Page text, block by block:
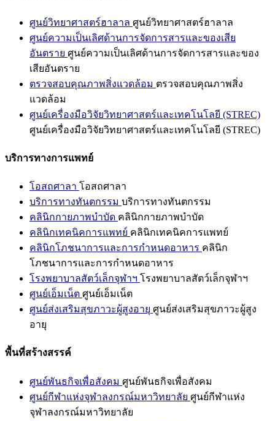
ศูนย์วิทยาศาสตร์ฮาลาล ศูนย์วิทยาศาสตร์ฮาลาล
ศูนย์ความเป็นเลิศด้านการจัดการสารและของเสีย
อันตราย ศูนย์ความเป็นเลิศด้านการจัดการสารและของ
เสียอันตราย
ตรวจสอบคุณภาพสิ่งแวดล้อม ตรวจสอบคุณภาพสิ่ง
แวดล้อม
ศูนย์เครื่องมือวิจัยวิทยาศาสตร์และเทคโนโลยี (STREC)
ศูนย์เครื่องมือวิจัยวิทยาศาสตร์และเทคโนโลยี (STREC)
บริการทางการแพทย์
โอสถศาลา โอสถศาลา
บริการทางทันตกรรม บริการทางทันตกรรม
คลินิกกายภาพบำบัด คลินิกกายภาพบำบัด
คลินิกเทคนิคการแพทย์ คลินิกเทคนิคการแพทย์
คลินิกโภชนาการและการกำหนดอาหาร คลินิก
โภชนาการและการกำหนดอาหาร
โรงพยาบาลสัตว์เล็กจุฬาฯ โรงพยาบาลสัตว์เล็กจุฬาฯ
ศูนย์เอ็มเน็ต ศูนย์เอ็มเน็ต
ศูนย์ส่งเสริมสุขภาวะผู้สูงอายุ ศูนย์ส่งเสริมสุขภาวะผู้สูง
อายุ
พื้นที่สร้างสรรค์
ศูนย์พันธกิจเพื่อสังคม ศูนย์พันธกิจเพื่อสังคม
ศูนย์กีฬาแห่งจุฬาลงกรณ์มหาวิทยาลัย ศูนย์กีฬาแห่ง
จุฬาลงกรณ์มหาวิทยาลัย